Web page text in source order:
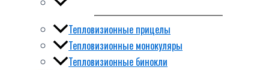
Тепловизионные прицелы
Тепловизионные монокуляры
Тепловизионные бинокли